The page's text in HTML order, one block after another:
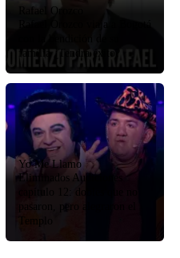
Rafael Orozco
familia ¿Tendrá éxito?
Yo Me Llamo
Eliminados Audiciones
Templo